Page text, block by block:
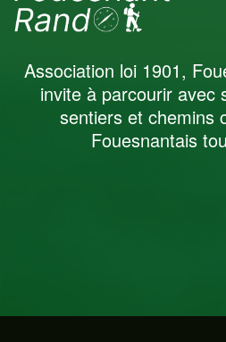
Association loi 1901,
invite à parcourir avec
sentiers et chemins
Fouesnantais